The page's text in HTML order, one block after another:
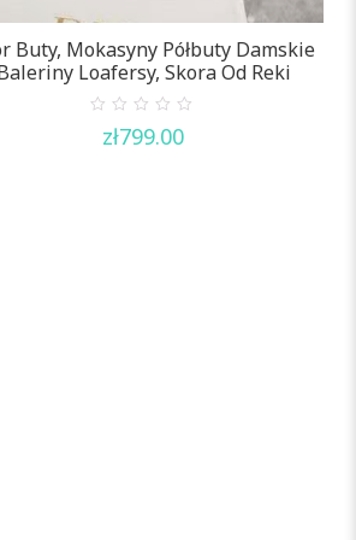
Buty, Mokasyny Półbuty Damskie
Loafersy, Skora Od Reki
out
zł799.00